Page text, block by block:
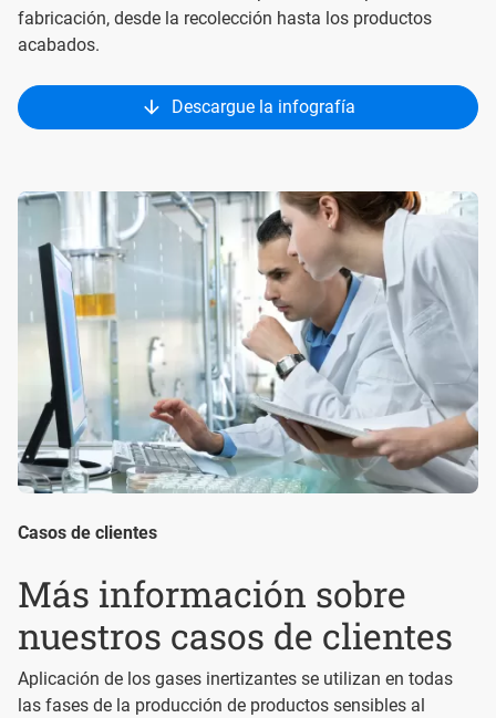
fabricación, desde la recolección hasta los productos
acabados.
Descargue la infografía
Casos de clientes
Más información sobre
nuestros casos de clientes
Aplicación de los gases inertizantes se utilizan en todas
las fases de la producción de productos sensibles al